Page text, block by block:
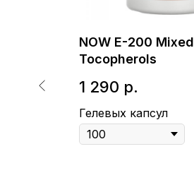
NOW E-200 Mixed
Tocopherols
1 290 р.
Гелевых капсул